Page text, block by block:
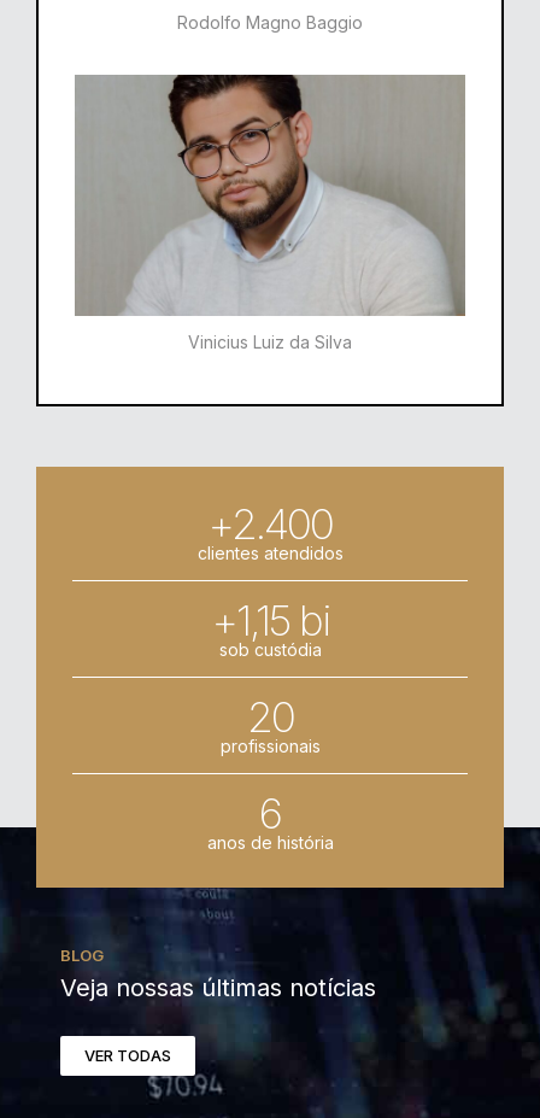
Rodolfo Magno Baggio​​
Vinicius Luiz da Silva
+2.400
clientes atendidos
+1,15 bi
sob custódia
20
profissionais
6
anos de história
BLOG
Veja nossas últimas notícias
VER TODAS